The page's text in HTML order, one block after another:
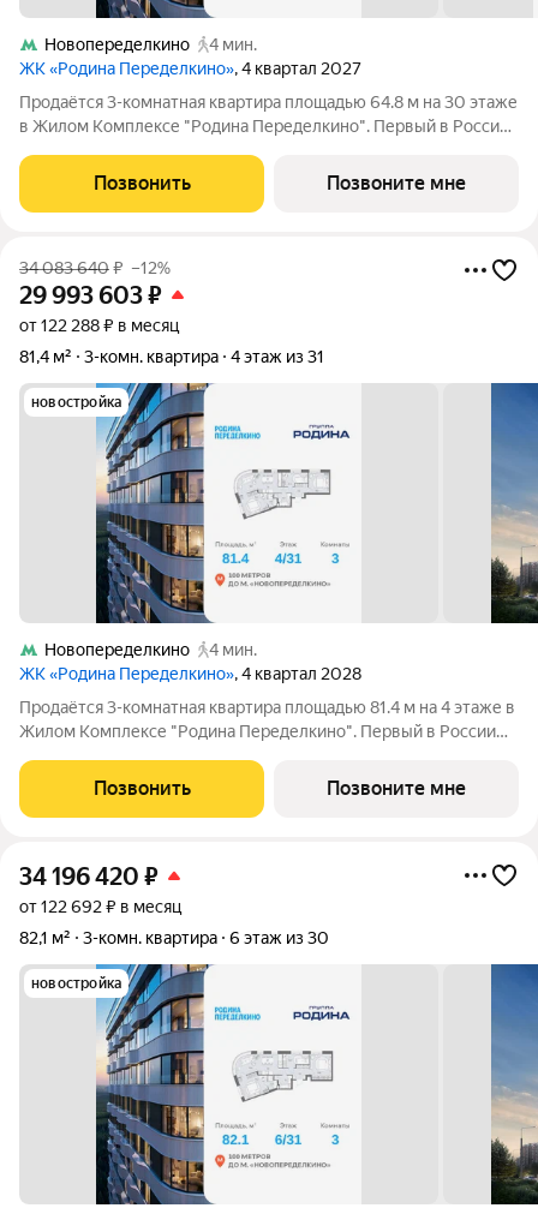
Новопеределкино
4 мин.
ЖК «Родина Переделкино», 4 квартал 2027
Продаётся 3-комнатная квартира площадью 64.8 м на 30 этаже
в Жилом Комплексе "Родина Переделкино". Первый в России
квартал бизнес-класса на Западе Москвы на границе с
Ульяновским лесопарком,
Позвонить Позвоните мне
34 083 640₽ –12%
29 993 603₽
от 122 288 ₽ в месяц
81,4 м²
3-комн. квартира 4 этаж из 31
новостройка
Новопеределкино
4 мин.
ЖК «Родина Переделкино», 4 квартал 2028
Продаётся 3-комнатная квартира площадью 81.4 м на 4 этаже в
Жилом Комплексе "Родина Переделкино". Первый в России
квартал бизнес-класса на Западе Москвы на границе с
Ульяновским лесопарком,
Позвонить Позвоните мне
34 196 420 ₽
от 122 692 ₽ в месяц
82,1 м²
3-комн. квартира 6 этаж из 30
новостройка